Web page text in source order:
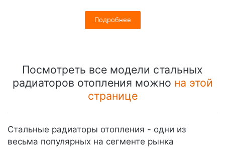
Подробнее
Посмотреть все модели стальных
радиаторов отопления можно на этой
странице
Стальные радиаторы отопления - одни из
весьма популярных на сегменте рынка